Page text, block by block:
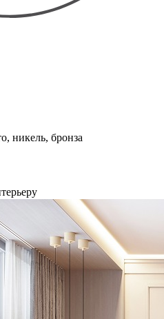
никель, бронза